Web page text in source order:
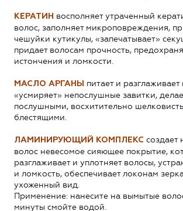
КЕРАТИН восполняет утраченный
волос, заполняет микроповреждения,
чешуйки кутикулы, «запечатывает»
придает волосам прочность,
истончения и ломкости.
МАСЛО АРГАНЫ
питает и разглаживает
«усмиряет» непослушные завитки,
послушными, восхитительно
блестящими.
ЛАМИНИРУЮЩИЙ КОМПЛЕКС создает
волос невесомое сияющее покрытие,
разглаживает и уплотняет волосы,
и ломкость, обеспечивает локонам
ухоженный вид.
Применение: нанесите на вымытые
минуты смойте водой.